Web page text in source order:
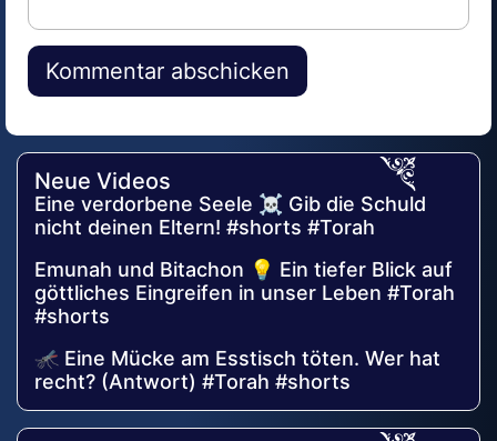
Alternative:
Neue Videos
Eine verdorbene Seele ☠️ Gib die Schuld
nicht deinen Eltern! #shorts #Torah
Emunah und Bitachon 💡 Ein tiefer Blick auf
göttliches Eingreifen in unser Leben #Torah
#shorts
🦟 Eine Mücke am Esstisch töten. Wer hat
recht? (Antwort) #Torah #shorts